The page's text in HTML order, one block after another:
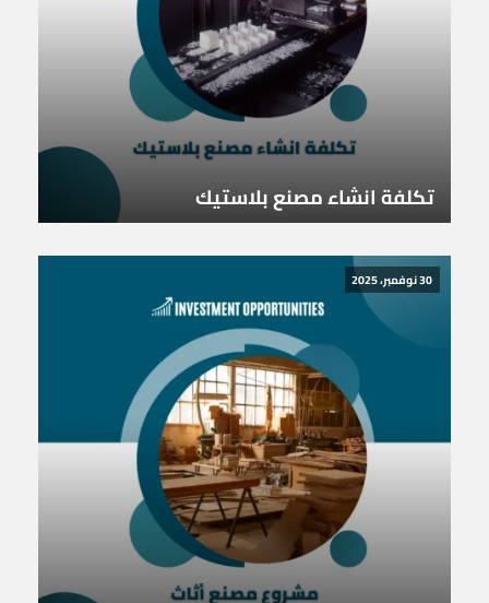
تكلفة انشاء مصنع بلاستيك
30 نوفمبر، 2025